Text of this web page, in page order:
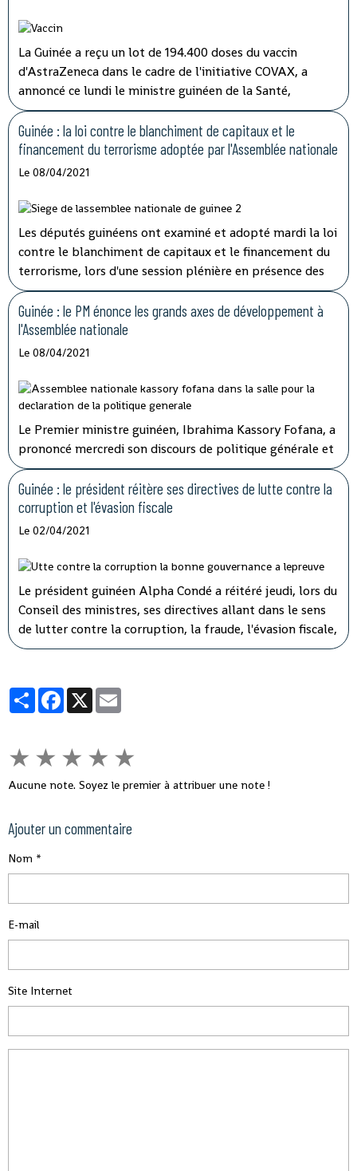
les opérations de lutte contre la corruption.
La Guinée a reçu un lot de 194.400 doses du vaccin
d'AstraZeneca dans le cadre de l'initiative COVAX, a
annoncé ce lundi le ministre guinéen de la Santé,
médécin général Rémy Lamah à la radio nationale.
Guinée : la loi contre le blanchiment de capitaux et le
financement du terrorisme adoptée par l'Assemblée nationale
Le 08/04/2021
Les députés guinéens ont examiné et adopté mardi la loi
contre le blanchiment de capitaux et le financement du
terrorisme, lors d'une session plénière en présence des
membres du gouvernement.
Guinée : le PM énonce les grands axes de développement à
l'Assemblée nationale
Le 08/04/2021
Le Premier ministre guinéen, Ibrahima Kassory Fofana, a
prononcé mercredi son discours de politique générale et
d'orientation devant les 108 députés présents sur les 114
que compte l'hémicycle guinéen.
Guinée : le président réitère ses directives de lutte contre la
corruption et l'évasion fiscale
Le 02/04/2021
Le président guinéen Alpha Condé a réitéré jeudi, lors du
Conseil des ministres, ses directives allant dans le sens
de lutter contre la corruption, la fraude, l'évasion fiscale,
le népotisme, le laisser-aller et tous ces fléaux qui
développement rapide de son pays.
PartagerFacebook
X
★ ★ ★ ★ ★
Aucune note. Soyez le premier à attribuer une note !
Ajouter un commentaire
Nom
E-mail
Site Internet